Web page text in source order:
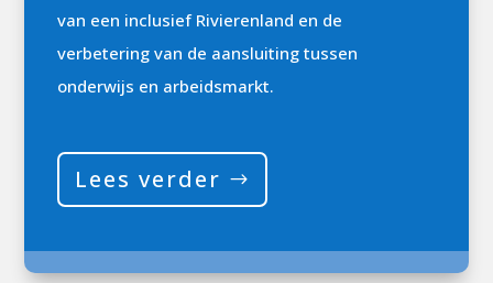
van een inclusief Rivierenland en de
verbetering van de aansluiting tussen
onderwijs en arbeidsmarkt.
Lees verder